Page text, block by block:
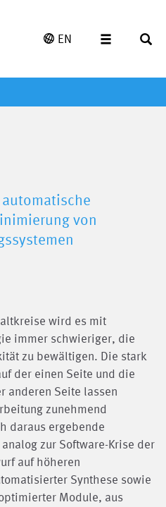
EN
von
wird es mit
immer schwieriger, die
zu bewältigen. Die stark
der einen Seite und die
anderen Seite lassen
zunehmend
daraus ergebende
zur Software-Krise der
auf höheren
Synthese sowie
Module, aus